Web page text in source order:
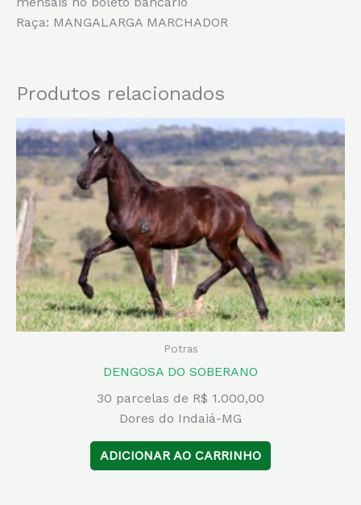
Raça: MANGALARGA MARCHADOR
Produtos relacionados
Potras
DENGOSA DO SOBERANO
30 parcelas de R$ 1.000,00
Dores do Indaiá-MG
ADICIONAR AO CARRINHO